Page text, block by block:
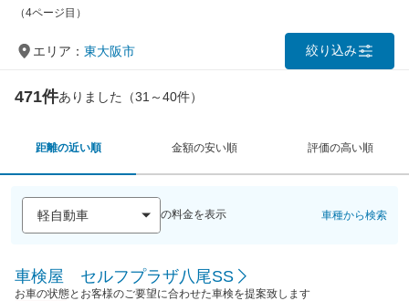
（4ページ目）
エリア： 東大阪市 絞り込み
471件ありました（31～40件）
距離の近い順 金額の安い順 評価の高い順
の料金を表示 車種から検索
車検屋 セルフプラザ八尾SS
お車の状態とお客様のご要望に合わせた車検を提案致します